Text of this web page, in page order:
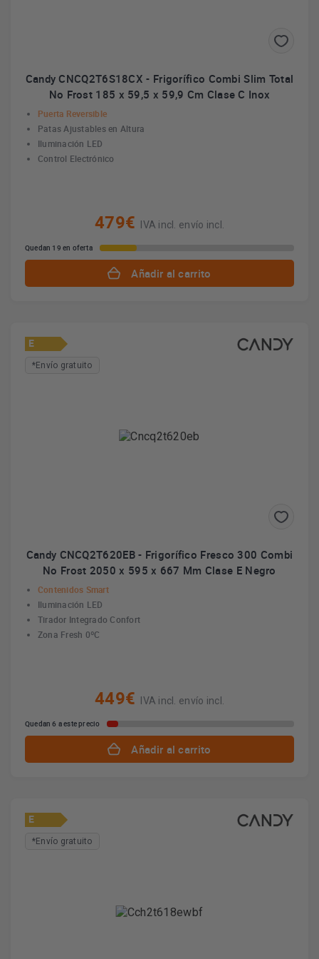
Candy CNCQ2T6S18CX - Frigorífico Combi Slim Total
No Frost 185 x 59,5 x 59,9 Cm Clase C Inox
Puerta Reversible
Patas Ajustables en Altura
Iluminación LED
Control Electrónico
479€ IVA incl. envío incl.
Quedan 19 en oferta
Añadir al carrito
E
*Envío gratuito
Candy CNCQ2T620EB - Frigorífico Fresco 300 Combi
No Frost 2050 x 595 x 667 Mm Clase E Negro
Contenidos Smart
Iluminación LED
Tirador Integrado Confort
Zona Fresh 0ºC
449€ IVA incl. envío incl.
Quedan 6 a este precio
Añadir al carrito
E
*Envío gratuito